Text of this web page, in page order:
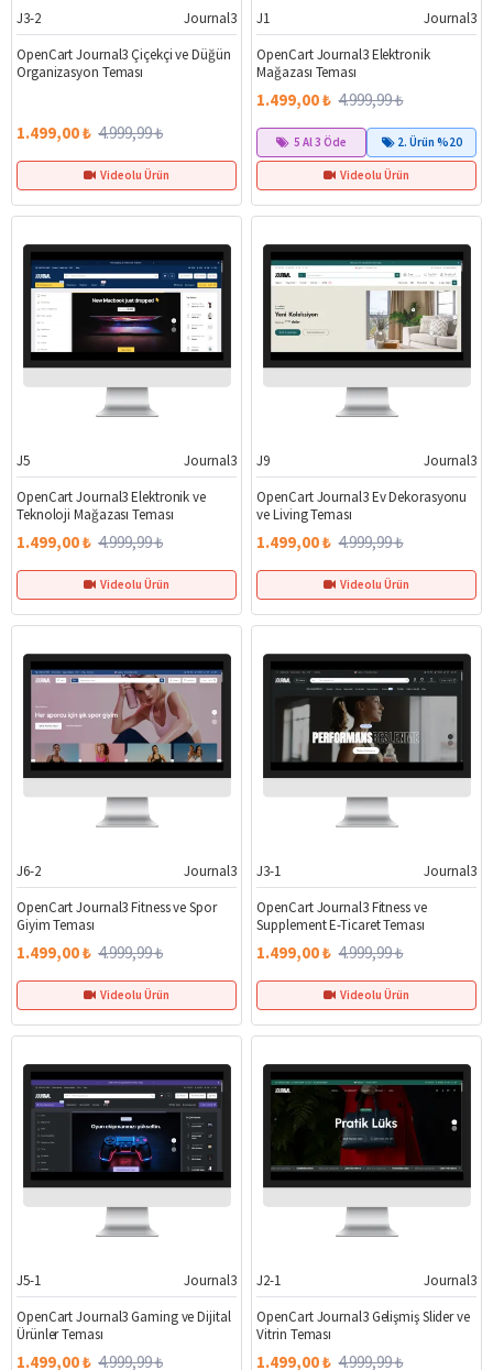
%70
J3-2
Journal3
OpenCart Journal3 Çiçekçi ve Düğün
Organizasyon Teması
1.499,00 ₺ 4.999,99 ₺
Videolu Ürün
%70
J1
Journal3
OpenCart Journal3 Elektronik
Mağazası Teması
1.499,00 ₺ 4.999,99 ₺
5 Al 3 Öde 2. Ürün %20
Videolu Ürün
%70
J5
Journal3
OpenCart Journal3 Elektronik ve
Teknoloji Mağazası Teması
1.499,00 ₺ 4.999,99 ₺
Videolu Ürün
%70
J9
Journal3
OpenCart Journal3 Ev Dekorasyonu
ve Living Teması
1.499,00 ₺ 4.999,99 ₺
Videolu Ürün
%70
J6-2
Journal3
OpenCart Journal3 Fitness ve Spor
Giyim Teması
1.499,00 ₺ 4.999,99 ₺
Videolu Ürün
%70
J3-1
Journal3
OpenCart Journal3 Fitness ve
Supplement E-Ticaret Teması
1.499,00 ₺ 4.999,99 ₺
Videolu Ürün
%70
J5-1
Journal3
OpenCart Journal3 Gaming ve Dijital
Ürünler Teması
1.499,00 ₺ 4.999,99 ₺
%70
J2-1
Journal3
OpenCart Journal3 Gelişmiş Slider ve
Vitrin Teması
1.499,00 ₺ 4.999,99 ₺